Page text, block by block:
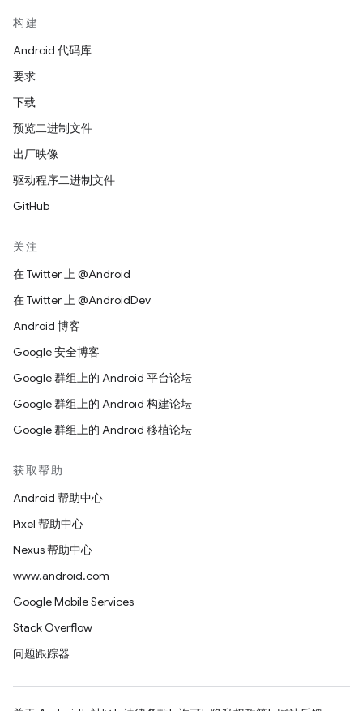
构建
Android 代码库
要求
下载
预览二进制文件
出厂映像
驱动程序二进制文件
GitHub
关注
在 Twitter 上 @Android
在 Twitter 上 @AndroidDev
Android 博客
Google 安全博客
Google 群组上的 Android 平台论坛
Google 群组上的 Android 构建论坛
Google 群组上的 Android 移植论坛
获取帮助
Android 帮助中心
Pixel 帮助中心
Nexus 帮助中心
www.android.com
Google Mobile Services
Stack Overflow
问题跟踪器